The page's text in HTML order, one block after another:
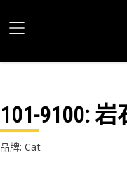
101-9100: 岩
品牌: Cat